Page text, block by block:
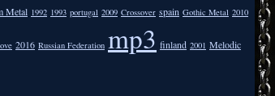
Metal 1992 1993 portugal 2009 Crossover spain Gothic Metal 2010
2016 Russian Federation mp3 finland 2001 Melodic